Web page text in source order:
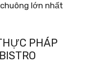
lớn nhất
PHÁP